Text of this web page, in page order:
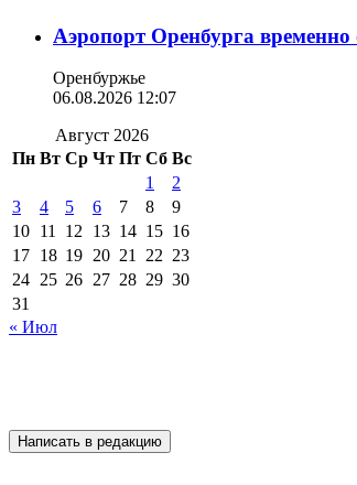
Аэропорт Оренбурга
Оренбуржье
06.08.2026 12:07
Август 2026
Пн Вт Ср Чт Пт Сб Вс
1
2
3
4 5 6 7 8
9
10 11 12 13 14 15 16
17 18 19 20 21 22 23
24 25 26 27 28 29 30
31
« Июл
Написать в редакцию